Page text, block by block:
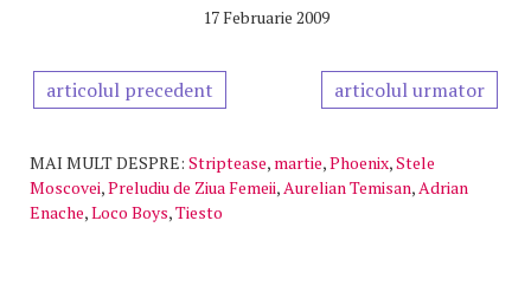
17 Februarie 2009
articolul precedent articolul urmator
MAI MULT DESPRE: Striptease, martie,Phoenix,Stele
Moscovei,Preludiu de Ziua Femeii,Aurelian Temisan,Adrian
Enache,Loco Boys,Tiesto